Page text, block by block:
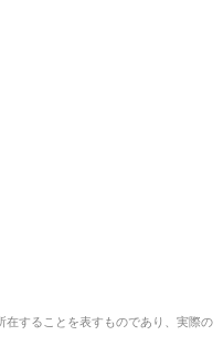
することを表すものであり、実際の